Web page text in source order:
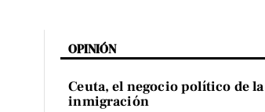
OPINIÓN
Ceuta, el negocio político de la
inmigración